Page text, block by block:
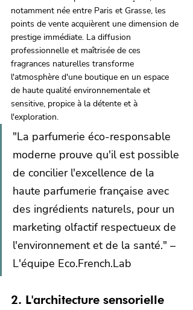
notamment née entre Paris et Grasse, les
points de vente acquièrent une dimension de
prestige immédiate. La diffusion
professionnelle et maîtrisée de ces
fragrances naturelles transforme
l'atmosphère d'une boutique en un espace
de haute qualité environnementale et
sensitive, propice à la détente et à
l'exploration.
"La parfumerie éco-responsable
moderne prouve qu'il est possible
de concilier l'excellence de la
haute parfumerie française avec
des ingrédients naturels, pour un
marketing olfactif respectueux de
l'environnement et de la santé." –
L'équipe Eco.French.Lab
2. L'architecture sensorielle